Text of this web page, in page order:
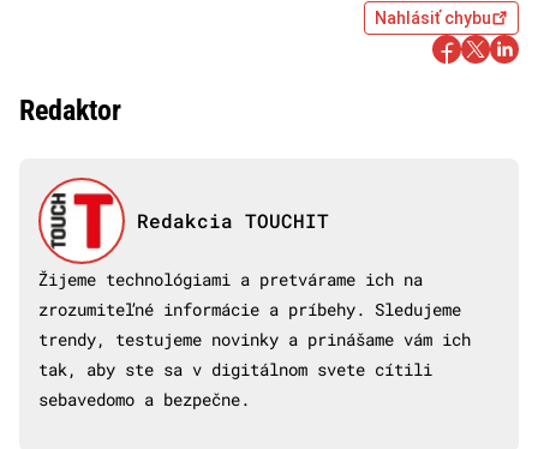
Nahlásiť chybu
Redaktor
Redakcia TOUCHIT
Žijeme technológiami a pretvárame ich na
zrozumiteľné informácie a príbehy. Sledujeme
trendy, testujeme novinky a prinášame vám ich
tak, aby ste sa v digitálnom svete cítili
sebavedomo a bezpečne.